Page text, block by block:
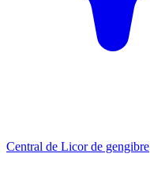
Central de Licor de gengibre